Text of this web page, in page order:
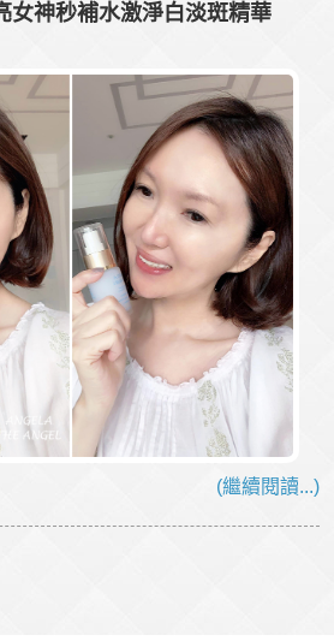
女神秒補水激淨白淡斑精華
(繼續閱讀...)